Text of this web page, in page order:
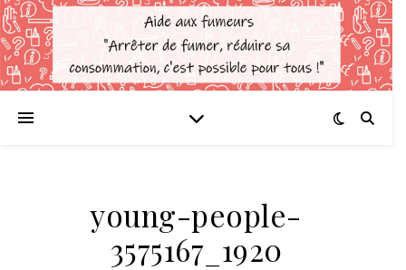
young-people-
3575167_1920